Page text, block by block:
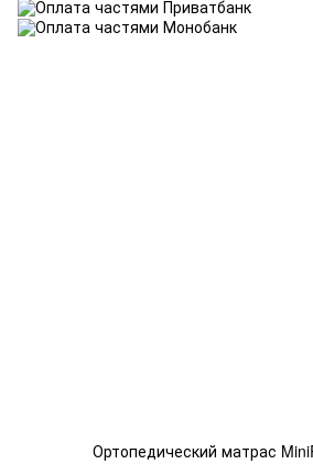
Ортопедический матрас